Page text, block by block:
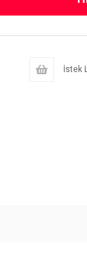
İstek